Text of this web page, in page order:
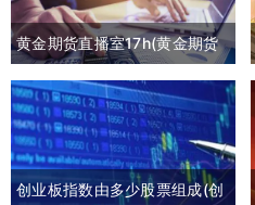
黄金期货直播室17h(黄金期货
喊单直播间外汇直播)
创业板指数由多少股票组成(创